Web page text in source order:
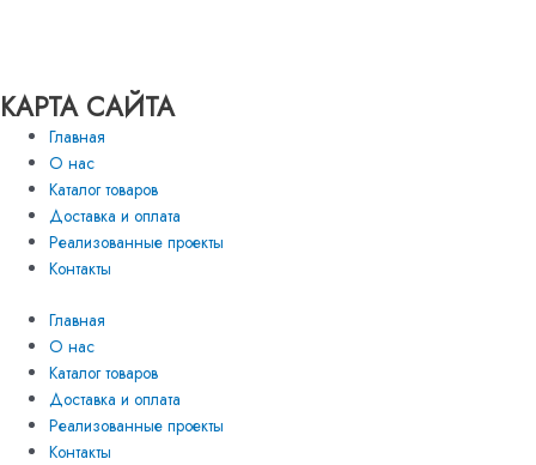
КАРТА САЙТА
Главная
О нас
Каталог товаров
Доставка и оплата
Реализованные проекты
Контакты
Главная
О нас
Каталог товаров
Доставка и оплата
Реализованные проекты
Контакты